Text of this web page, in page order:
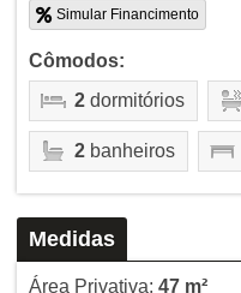
Simular Financimento
Cômodos:
2dormitórios
2banheiros
Medidas
Área Privativa: 47 m²